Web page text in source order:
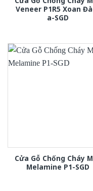
Veneer P1R5 Xoan
a-SGD
Cửa Gỗ Chống Cháy
Melamine P1-SGD